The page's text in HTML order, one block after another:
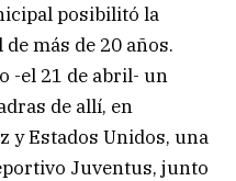
posibilitó la
más de 20 años.
-el 21 de abril- un
de allí, en
y Estados Unidos, una
Juventus, junto